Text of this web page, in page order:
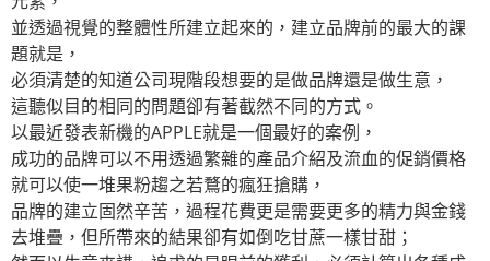
並透過視覺的整體性所建立起來的，建立品牌前的最大的課
題就是，
必須清楚的知道公司現階段想要的是做品牌還是做生意，
這聽似目的相同的問題卻有著截然不同的方式。
以最近發表新機的APPLE就是一個最好的案例，
成功的品牌可以不用透過繁雜的產品介紹及流血的促銷價格
就可以使一堆果粉趨之若鶩的瘋狂搶購，
品牌的建立固然辛苦，過程花費更是需要更多的精力與金錢
去堆疊，但所帶來的結果卻有如倒吃甘蔗一樣甘甜；